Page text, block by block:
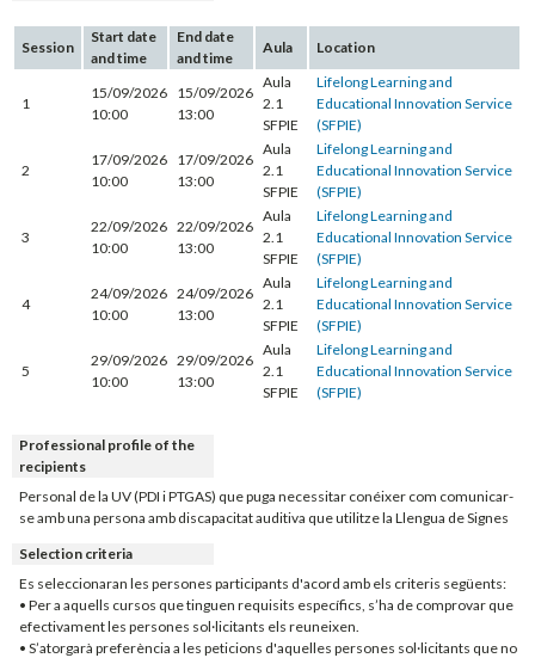
Session
Start date
and time
End date
and time
Aula Location
1
15/09/2026
10:00
15/09/2026
13:00
Aula
2.1
SFPIE
Lifelong Learning and
Educational Innovation Service
(SFPIE)
2
17/09/2026
10:00
17/09/2026
13:00
Aula
2.1
SFPIE
Lifelong Learning and
Educational Innovation Service
(SFPIE)
3
22/09/2026
10:00
22/09/2026
13:00
Aula
2.1
SFPIE
Lifelong Learning and
Educational Innovation Service
(SFPIE)
4
24/09/2026
10:00
24/09/2026
13:00
Aula
2.1
SFPIE
Lifelong Learning and
Educational Innovation Service
(SFPIE)
5
29/09/2026
10:00
29/09/2026
13:00
Aula
2.1
SFPIE
Lifelong Learning and
Educational Innovation Service
(SFPIE)
Professional profile of the
recipients
Personal de la UV (PDI i PTGAS) que puga necessitar conéixer com comunicar-
se amb una persona amb discapacitat auditiva que utilitze la Llengua de Signes
Selection criteria
Es seleccionaran les persones participants d'acord amb els criteris següents:
• Per a aquells cursos que tinguen requisits específics, s’ha de comprovar que
efectivament les persones sol·licitants els reuneixen.
• S’atorgarà preferència a les peticions d'aquelles persones sol·licitants que no